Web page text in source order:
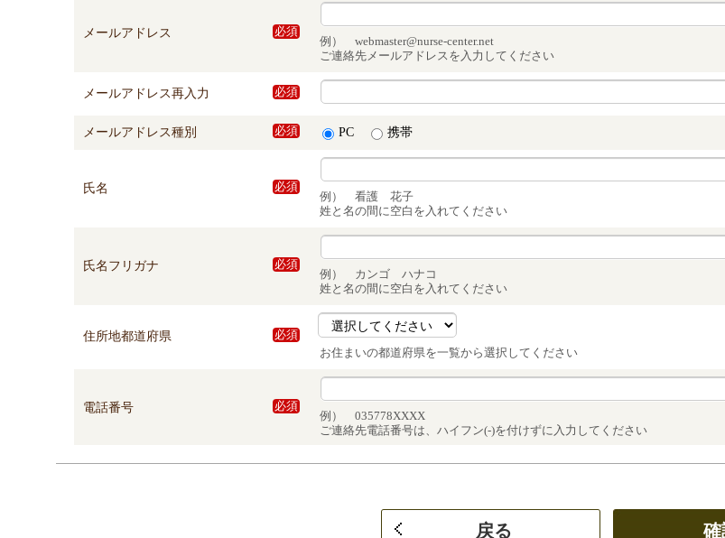
メールアドレス 必須
例） webmaster@nurse-center.net
ご連絡先メールアドレスを入力してください
メールアドレス再入力 必須
メールアドレス種別 必須 PC 携帯
氏名 必須
例） 看護 花子
姓と名の間に空白を入れてください
氏名フリガナ 必須
例） カンゴ ハナコ
姓と名の間に空白を入れてください
住所地都道府県
必須
お住まいの都道府県を一覧から選択してください
電話番号 必須
例） 035778XXXX
ご連絡先電話番号は、ハイフン(-)を付けずに入力してください